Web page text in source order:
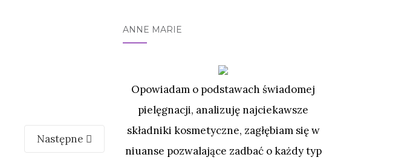
Następne
ANNE MARIE
Opowiadam o podstawach świadomej
pielęgnacji, analizuję najciekawsze
składniki kosmetyczne, zagłębiam się w
niuanse pozwalające zadbać o każdy typ